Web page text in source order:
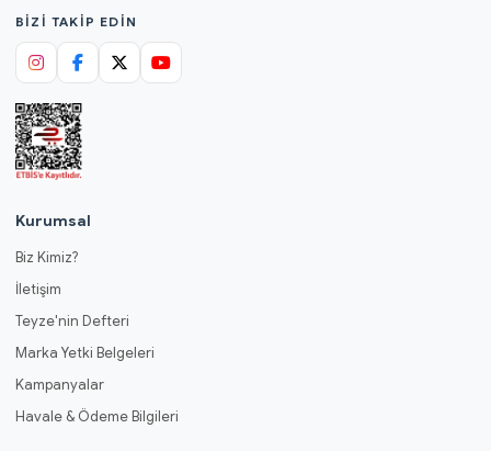
BIZI TAKIP EDIN
Kurumsal
Biz Kimiz?
İletişim
Teyze'nin Defteri
Marka Yetki Belgeleri
Kampanyalar
Havale & Ödeme Bilgileri